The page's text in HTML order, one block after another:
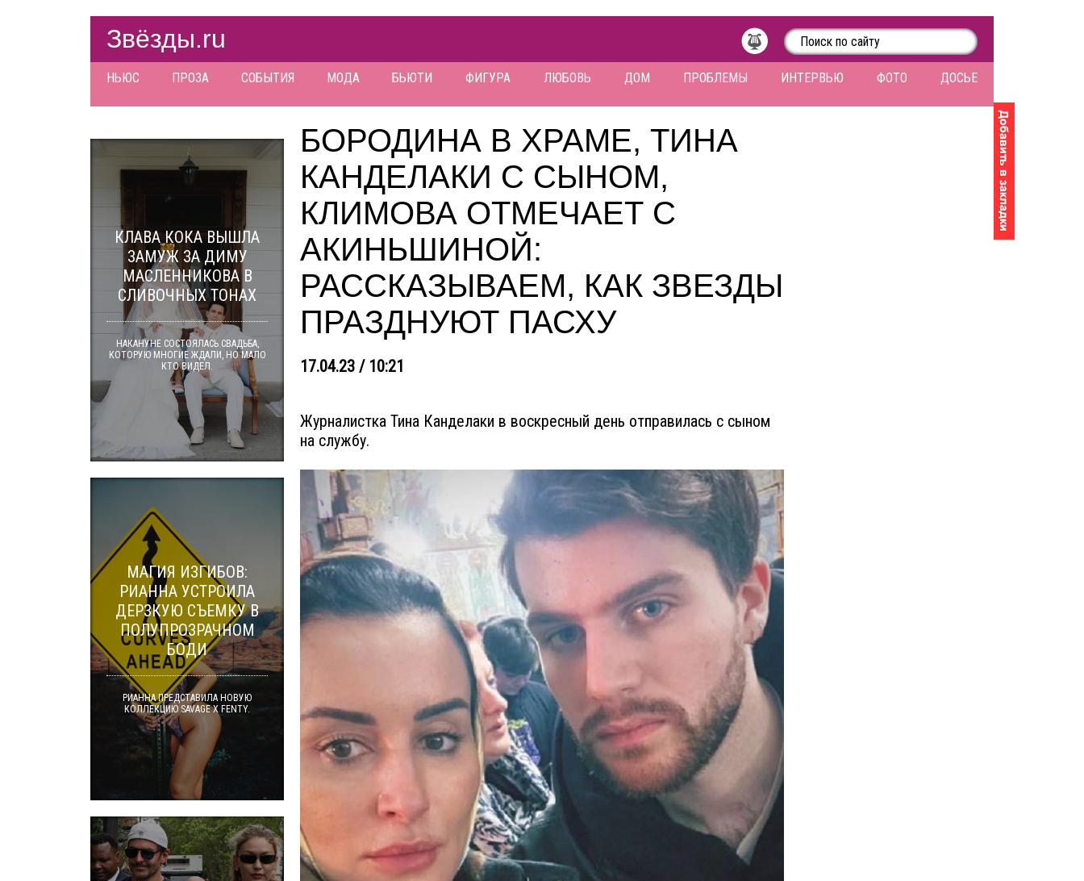
Звёзды.ru
НЬЮС ПРОЗА СОБЫТИЯ МОДА БЬЮТИ ФИГУРА ЛЮБОВЬ ДОМ ПРОБЛЕМЫ ИНТЕРВЬЮ ФОТО ДОСЬЕ
БОРОДИНА В ХРАМЕ, ТИНА
КАНДЕЛАКИ С СЫНОМ,
КЛИМОВА ОТМЕЧАЕТ С
АКИНЬШИНОЙ:
РАССКАЗЫВАЕМ, КАК ЗВЕЗДЫ
ПРАЗДНУЮТ ПАСХУ
17.04.23 / 10:21
Журналистка Тина Канделаки в воскресный день отправилась с сыном
на службу.
КЛАВА КОКА ВЫШЛА
ЗАМУЖ ЗА ДИМУ
МАСЛЕННИКОВА В
СЛИВОЧНЫХ ТОНАХ
НАКАНУНЕ СОСТОЯЛАСЬ СВАДЬБА,
КОТОРУЮ МНОГИЕ ЖДАЛИ, НО МАЛО
КТО ВИДЕЛ.
МАГИЯ ИЗГИБОВ:
РИАННА УСТРОИЛА
ДЕРЗКУЮ СЪЕМКУ В
ПОЛУПРОЗРАЧНОМ
БОДИ
РИАННА ПРЕДСТАВИЛА НОВУЮ
КОЛЛЕКЦИЮ SAVAGE X FENTY.